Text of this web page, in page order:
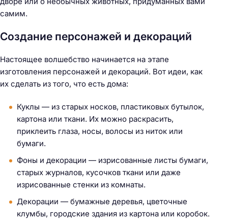
самим.
Создание персонажей и декораций
Настоящее волшебство начинается на этапе
изготовления персонажей и декораций. Вот идеи, как
их сделать из того, что есть дома:
Куклы — из старых носков, пластиковых бутылок,
картона или ткани. Их можно раскрасить,
приклеить глаза, носы, волосы из ниток или
бумаги.
Фоны и декорации — изрисованные листы бумаги,
старых журналов, кусочков ткани или даже
изрисованные стенки из комнаты.
Декорации — бумажные деревья, цветочные
клумбы, городские здания из картона или коробок.